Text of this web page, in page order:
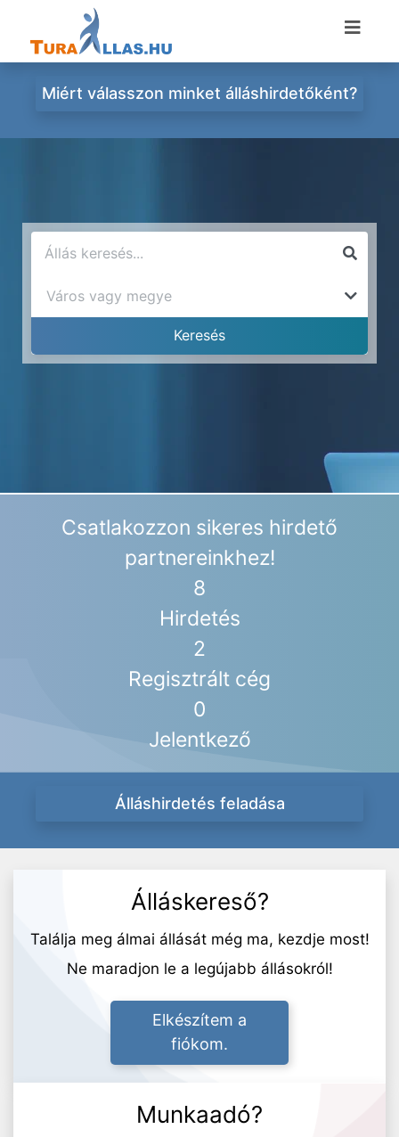
Miért válasszon minket álláshirdetőként?
Csatlakozzon sikeres hirdető
partnereinkhez!
8
Hirdetés
2
Regisztrált cég
0
Jelentkező
Álláshirdetés feladása
Álláskereső?
Találja meg álmai állását még ma, kezdje most!
Ne maradjon le a legújabb állásokról!
Elkészítem a
fiókom.
Munkaadó?